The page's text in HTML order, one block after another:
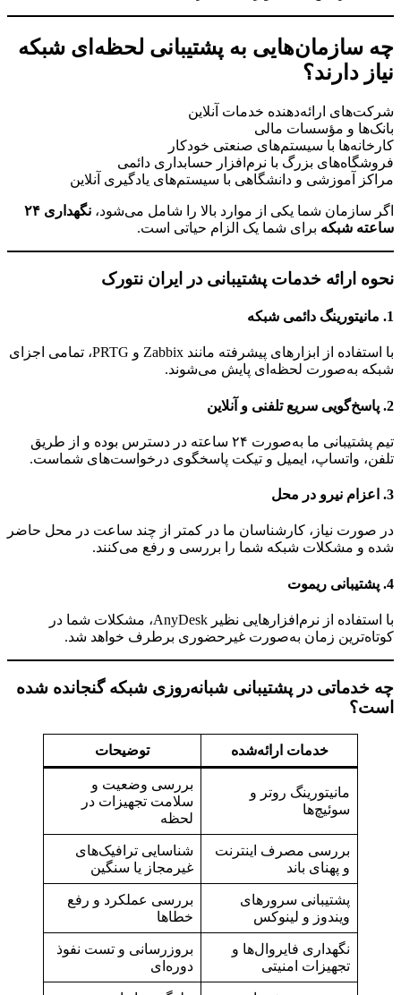
چه سازمان‌هایی به پشتیبانی لحظه‌ای شبکه
نیاز دارند؟
شرکت‌های ارائه‌دهنده خدمات آنلاین
بانک‌ها و مؤسسات مالی
کارخانه‌ها با سیستم‌های صنعتی خودکار
فروشگاه‌های بزرگ با نرم‌افزار حسابداری دائمی
مراکز آموزشی و دانشگاهی با سیستم‌های یادگیری آنلاین
اگر سازمان شما یکی از موارد بالا را شامل می‌شود،
نگهداری ۲۴
ساعته شبکه برای شما یک الزام حیاتی است.
نحوه ارائه خدمات پشتیبانی در ایران نتورک
1. مانیتورینگ دائمی شبکه
با استفاده از ابزارهای پیشرفته مانند Zabbix و PRTG، تمامی اجزای
شبکه به‌صورت لحظه‌ای پایش می‌شوند.
2. پاسخ‌گویی سریع تلفنی و آنلاین
تیم پشتیبانی ما به‌صورت ۲۴ ساعته در دسترس بوده و از طریق
تلفن، واتساپ، ایمیل و تیکت پاسخگوی درخواست‌های شماست.
3. اعزام نیرو در محل
در صورت نیاز، کارشناسان ما در کمتر از چند ساعت در محل حاضر
شده و مشکلات شبکه شما را بررسی و رفع می‌کنند.
4. پشتیبانی ریموت
با استفاده از نرم‌افزارهایی نظیر AnyDesk، مشکلات شما در
کوتاه‌ترین زمان به‌صورت غیرحضوری برطرف خواهد شد.
چه خدماتی در پشتیبانی شبانه‌روزی شبکه گنجانده شده
است؟
خدمات ارائه‌شده توضیحات
مانیتورینگ روتر و
سوئیچ‌ها
بررسی وضعیت و
سلامت تجهیزات در
لحظه
بررسی مصرف اینترنت
و پهنای باند
شناسایی ترافیک‌های
غیرمجاز یا سنگین
پشتیبانی سرورهای
ویندوز و لینوکس
بررسی عملکرد و رفع
خطاها
نگهداری فایروال‌ها و
تجهیزات امنیتی
بروزرسانی و تست نفوذ
دوره‌ای